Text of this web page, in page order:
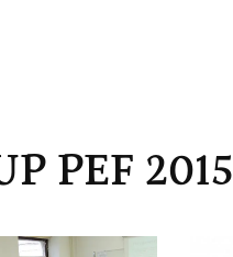
PEF 2015